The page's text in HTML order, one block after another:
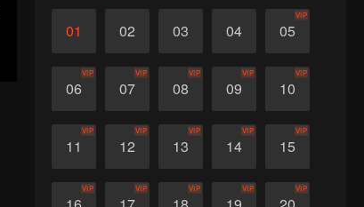
01 02 03 04 05
VIP
06
VIP
07
VIP
08
VIP
09
VIP
10
VIP
11
VIP
12
VIP
13
VIP
14
VIP
15
VIP
VIP VIP VIP VIP VIP